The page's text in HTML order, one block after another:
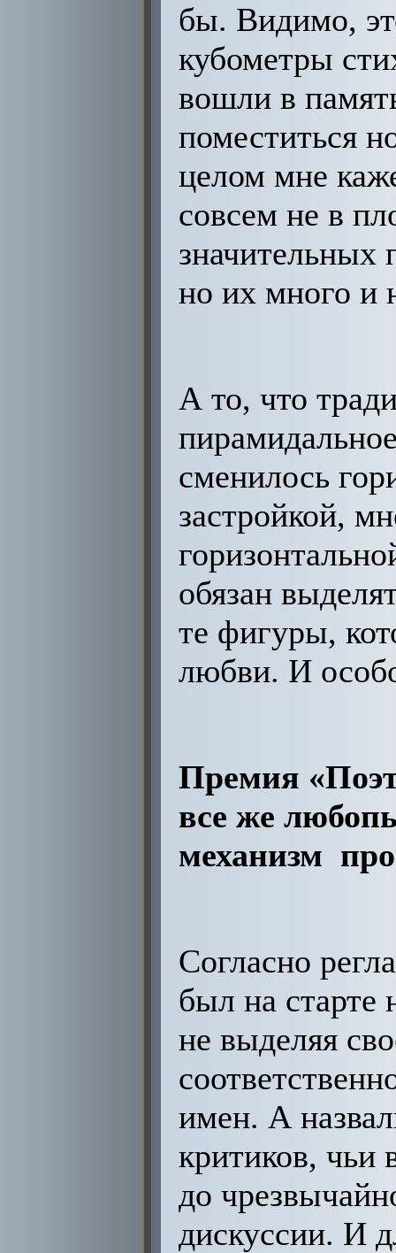
бы. Видимо,
кубометры
вошли в
поместиться
целом мне
совсем не в
значительных
но их много и
А то, что
сменилось
застройкой,
обязан
те фигуры,
любви. И
Премия
все же
механизм
Согласно
был на старте
не выделяя
имен. А
критиков, чьи
до
дискуссии. И